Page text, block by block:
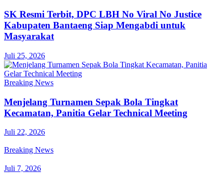
SK Resmi Terbit, DPC LBH No Viral No Justice
Kabupaten Bantaeng Siap Mengabdi untuk
Masyarakat
Juli 25, 2026
Breaking News
Menjelang Turnamen Sepak Bola Tingkat
Kecamatan, Panitia Gelar Technical Meeting
Juli 22, 2026
Breaking News
Juli 7, 2026